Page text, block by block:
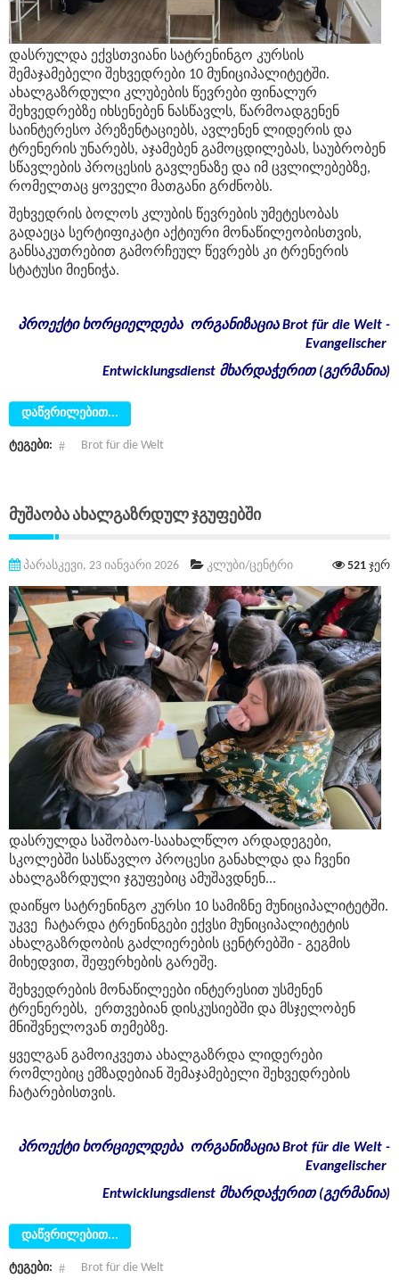
დასრულდა ექვსთვიანი სატრენინგო კურსის
შემაჯამებელი შეხვედრები 10 მუნიციპალიტეტში.
ახალგაზრდული კლუბების წევრები ფინალურ
შეხვედრებზე იხსენებენ ნასწავლს, წარმოადგენენ
საინტერესო პრეზენტაციებს, ავლენენ ლიდერის და
ტრენერის უნარებს, აჯამებენ გამოცდილებას, საუბრობენ
სწავლების პროცესის გავლენაზე და იმ ცვლილებებზე,
რომელთაც ყოველი მათგანი გრძნობს.
შეხვედრის ბოლოს კლუბის წევრების უმეტესობას
გადაეცა სერტიფიკატი აქტიური მონაწილეობისთვის,
განსაკუთრებით გამორჩეულ წევრებს კი ტრენერის
სტატუსი მიენიჭა.
პროექტი ხორციელდება ორგანიზაციაBrot für die Welt -
Evangelischer
Entwicklungsdienst მხარდაჭერით(გერმანია)
დაწვრილებით...
ტეგები: Brot für die Welt
Მუშაობა Ახალგაზრდულ Ჯგუფებში
პარასკევი, 23 იანვარი 2026 კლუბი/ცენტრი 521 ჯერ
დასრულდა საშობაო-საახალწლო არდადეგები,
სკოლებში სასწავლო პროცესი განახლდა და ჩვენი
ახალგაზრდული ჯგუფებიც ამუშავდნენ...
დაიწყო სატრენინგო კურსი 10 სამიზნე მუნიციპალიტეტში.
უკვე ჩატარდა ტრენინგები ექვსი მუნიციპალიტეტის
ახალგაზრდობის გაძლიერების ცენტრებში - გეგმის
მიხედვით, შეფერხების გარეშე.
შეხვედრების მონაწილეები ინტერესით უსმენენ
ტრენერებს, ერთვებიან დისკუსიებში და მსჯელობენ
მნიშვნელოვან თემებზე.
ყველგან გამოიკვეთა ახალგაზრდა ლიდერები
რომლებიც ემზადებიან შემაჯამებელი შეხვედრების
ჩატარებისთვის.
პროექტი ხორციელდება ორგანიზაციაBrot für die Welt -
Evangelischer
Entwicklungsdienst მხარდაჭერით(გერმანია)
დაწვრილებით...
ტეგები: Brot für die Welt